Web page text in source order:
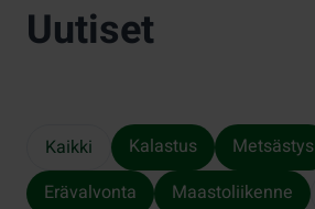
Uutiset
Kaikki Kalastus Metsästys
Erävalvonta
Maastoliikenne